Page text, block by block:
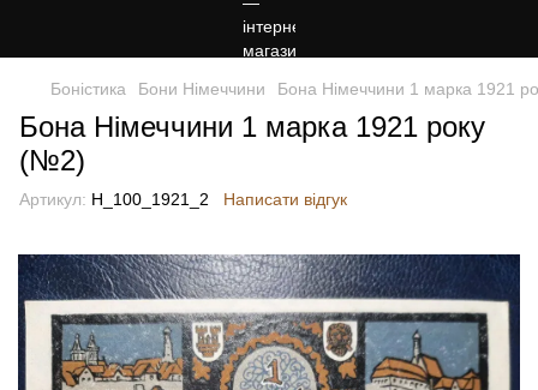
Боністика Бони Німеччини Бона Німеччини 1 марка 1921
Бона Німеччини 1 марка 1921 року
(№2)
Артикул: Н_100_1921_2 Написати відгук